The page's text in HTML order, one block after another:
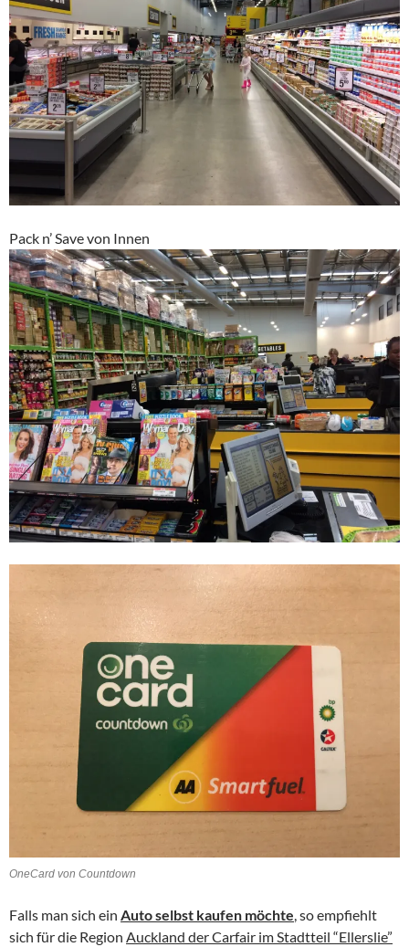
Pack n’ Save von Innen
OneCard von Countdown
Falls man sich ein Auto selbst kaufen möchte, so empfiehlt
sich für die Region Auckland der Carfair im Stadtteil “Ellerslie”